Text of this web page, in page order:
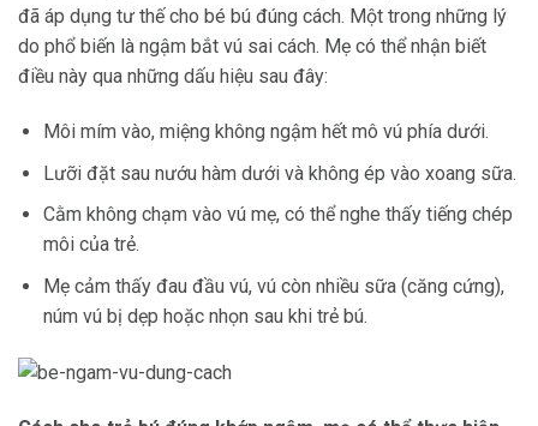
đã áp dụng tư thế cho bé bú đúng cách. Một trong những lý
do phổ biến là ngậm bắt vú sai cách. Mẹ có thể nhận biết
điều này qua những dấu hiệu sau đây:
Môi mím vào, miệng không ngậm hết mô vú phía dưới.
Lưỡi đặt sau nướu hàm dưới và không ép vào xoang sữa.
Cằm không chạm vào vú mẹ, có thể nghe thấy tiếng chép
môi của trẻ.
Mẹ cảm thấy đau đầu vú, vú còn nhiều sữa (căng cứng),
núm vú bị dẹp hoặc nhọn sau khi trẻ bú.